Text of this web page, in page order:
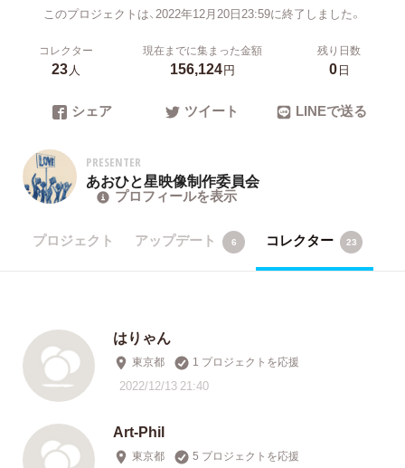
このプロジェクトは、2022年12月20日23:59に終了しました。
コレクター
23人
現在までに集まった金額
156,124円
残り日数
0日
シェア ツイート LINEで送る
PRESENTER
あおひと星映像制作委員会
プロフィールを表示
プロジェクト アップデート 6 コレクター 23
はりゃん
東京都 1 プロジェクトを応援
2022/12/13 21:40
Art-Phil
東京都 5 プロジェクトを応援